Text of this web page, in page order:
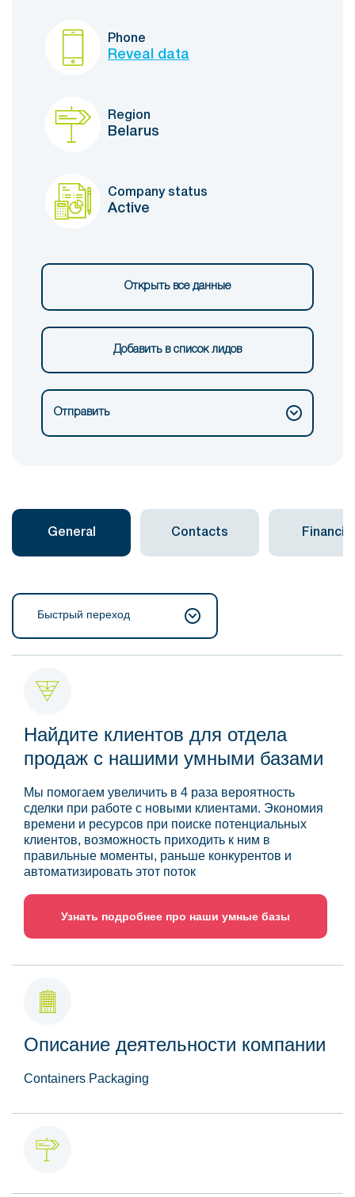
Phone
Reveal data
Region
Belarus
Company status
Active
Открыть все данные
Добавить в список лидов
Отправить
General Contacts Financial
Быстрый переход
Найдите клиентов для отдела
продаж с нашими умными базами
Мы помогаем увеличить в 4 раза вероятность
сделки при работе с новыми клиентами. Экономия
времени и ресурсов при поиске потенциальных
клиентов, возможность приходить к ним в
правильные моменты, раньше конкурентов и
автоматизировать этот поток
Узнать подробнее про наши умные базы
Описание деятельности компании
Containers Packaging